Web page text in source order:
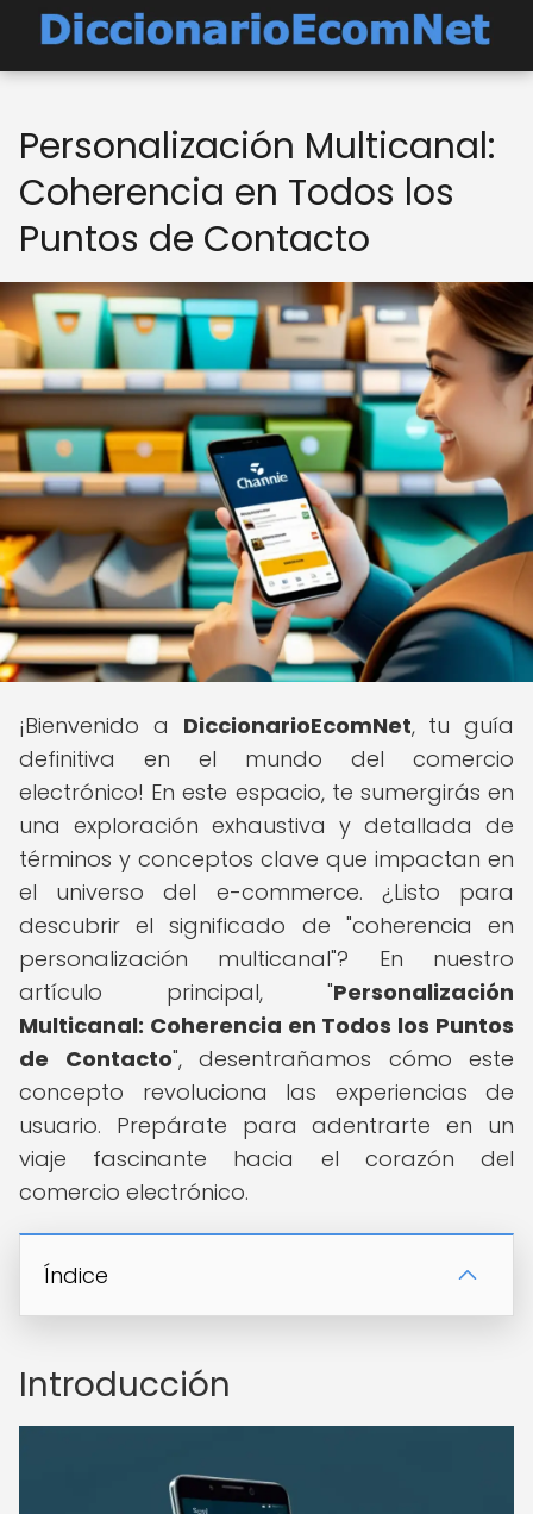
Personalización Multicanal:
Coherencia en Todos los
Puntos de Contacto
¡Bienvenido a DiccionarioEcomNet, tu guía
definitiva en el mundo del comercio
electrónico! En este espacio, te sumergirás en
una exploración exhaustiva y detallada de
términos y conceptos clave que impactan en
el universo del e-commerce. ¿Listo para
descubrir el significado de "coherencia en
personalización multicanal"? En nuestro
artículo principal, "Personalización
Multicanal: Coherencia en Todos los Puntos
de Contacto", desentrañamos cómo este
concepto revoluciona las experiencias de
usuario. Prepárate para adentrarte en un
viaje fascinante hacia el corazón del
comercio electrónico.
Índice
Introducción